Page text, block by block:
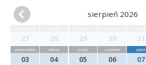
sierpień 2026
27 28 29 30 31
poniedziałek
03
wtorek
04
środa
05
czwartek
06
piątek
07